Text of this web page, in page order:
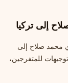
إلى تركيا
محمد صلاح إلى
للمتفرجين،